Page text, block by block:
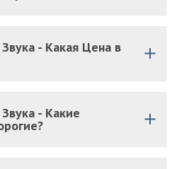
- Какая Цена в
- Какие